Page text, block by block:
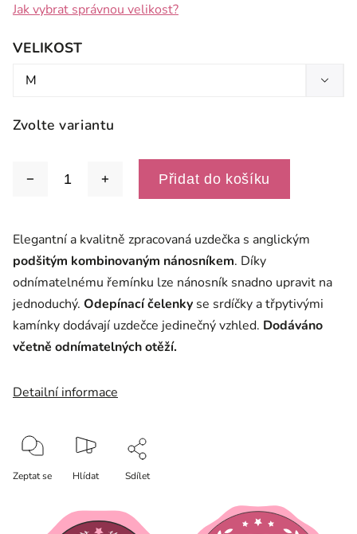
Zvolte variantu
Jak vybrat správnou velikost?
VELIKOST
Přidat do košíku
Elegantní a kvalitně zpracovaná uzdečka s anglickým
podšitým kombinovaným nánosníkem. Díky
odnímatelnému řemínku lze nánosník snadno upravit na
jednoduchý. Odepínací čelenky se srdíčky a třpytivými
kamínky dodávají uzdečce jedinečný vzhled. Dodáváno
včetně odnímatelných otěží.
Detailní informace
Zeptat se Hlídat Sdílet